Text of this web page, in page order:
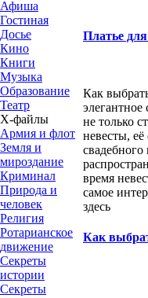
Афиша
Гостиная
Досье
Кино
Книги
Музыка
Образование
Театр
Х-файлы
Армия и флот
Земля и
мироздание
Криминал
Природа и
человек
Религия
Ротарианское
движение
Секреты
истории
Секреты
Платье
Как
не только
невесты,
время
самое
здесь
Как